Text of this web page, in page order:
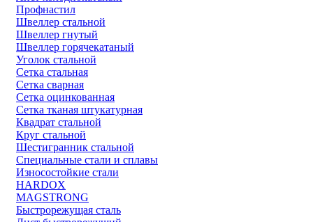
Профнастил
Швеллер стальной
Швеллер гнутый
Швеллер горячекатаный
Уголок стальной
Сетка стальная
Сетка сварная
Сетка оцинкованная
Сетка тканая штукатурная
Квадрат стальной
Круг стальной
Шестигранник стальной
Специальные стали и сплавы
Износостойкие стали
HARDOX
MAGSTRONG
Быстрорежущая сталь